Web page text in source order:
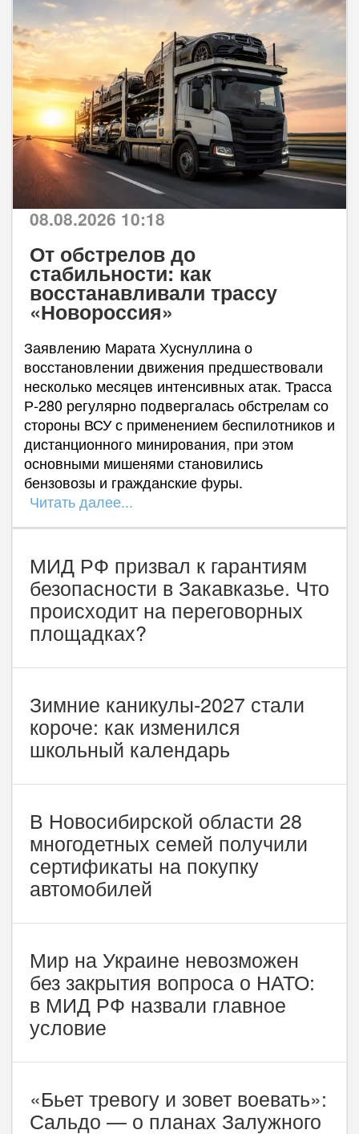
08.08.2026 10:18
От обстрелов до
стабильности: как
восстанавливали трассу
«Новороссия»
Заявлению Марата Хуснуллина о
восстановлении движения предшествовали
несколько месяцев интенсивных атак. Трасса
Р-280 регулярно подвергалась обстрелам со
стороны ВСУ с применением беспилотников и
дистанционного минирования, при этом
основными мишенями становились
бензовозы и гражданские фуры.
Читать далее...
МИД РФ призвал к гарантиям
безопасности в Закавказье. Что
происходит на переговорных
площадках?
Зимние каникулы-2027 стали
короче: как изменился
школьный календарь
В Новосибирской области 28
многодетных семей получили
сертификаты на покупку
автомобилей
Мир на Украине невозможен
без закрытия вопроса о НАТО:
в МИД РФ назвали главное
условие
«Бьет тревогу и зовет воевать»:
Сальдо — о планах Залужного